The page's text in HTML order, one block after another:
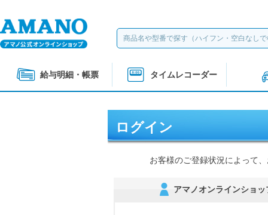
給与明細・帳票 タイムレコーダー
ログイン
お客様のご登録状況によって
アマノオンラインショッ